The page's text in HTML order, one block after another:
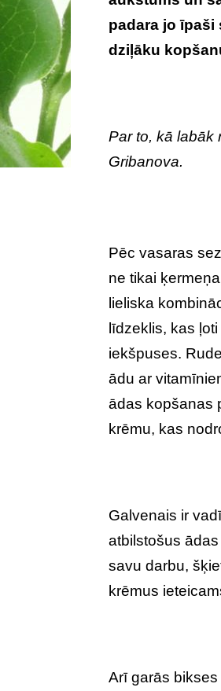
padara jo īpaši
dziļāku
Par to, kā labāk
Gribanova.
Pēc vasaras
ne tikai
lieliska
līdzeklis, kas
iekšpuses.
ādu ar
ādas kopšanas
krēmu, kas
Galvenais ir
atbilstošus
savu darbu,
krēmus
Arī garās